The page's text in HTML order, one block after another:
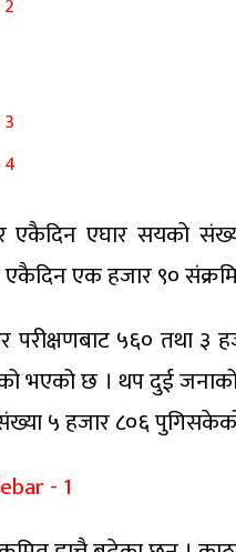
एकैदिन एघार सयको
एक हजार ९०
५६० तथा ३
भएको छ । थप दुई
५ हजार ८०६